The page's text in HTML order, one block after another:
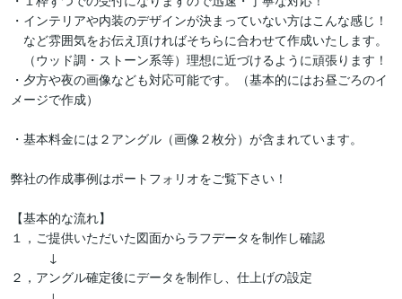
・インテリアや内装のデザインが決まっていない方はこんな感じ！
など雰囲気をお伝え頂ければそちらに合わせて作成いたします。
（ウッド調・ストーン系等）理想に近づけるように頑張ります！
・夕方や夜の画像なども対応可能です。（基本的にはお昼ごろのイ
メージで作成）
・基本料金には２アングル（画像２枚分）が含まれています。
弊社の作成事例はポートフォリオをご覧下さい！
【基本的な流れ】
１，ご提供いただいた図面からラフデータを制作し確認
↓
２，アングル確定後にデータを制作し、仕上げの設定